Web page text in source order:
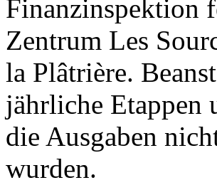
Finanzinspektion
Zentrum Les
la Plâtrière.
jährliche Etappen
die Ausgaben
wurden.